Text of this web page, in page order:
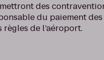
des
du paiement
de l’aéroport.